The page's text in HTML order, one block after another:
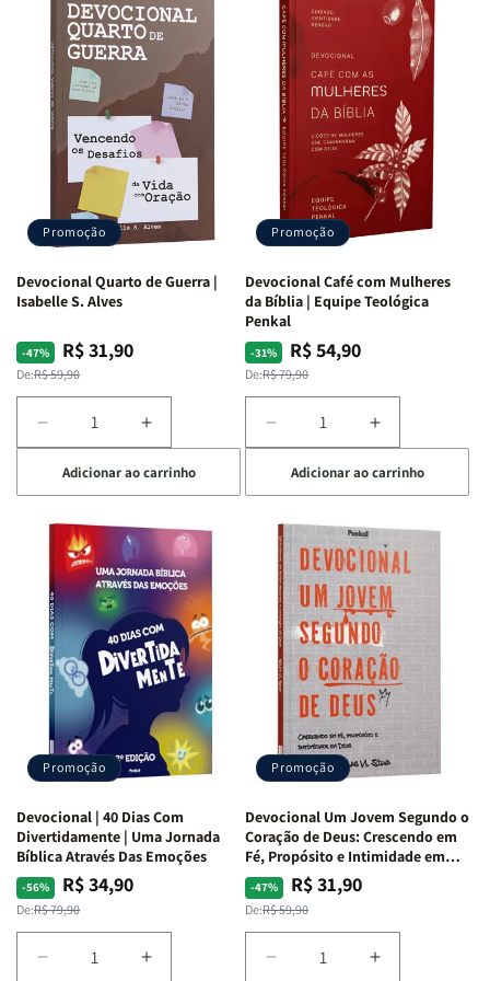
Promoção
Devocional Quarto de Guerra |
Isabelle S. Alves
-47%
Preço
normal
De:R$ 59,90
Preço
promocional
R$ 31,90
Diminuir
a
quantidade
de
Devocional
Quarto
de
Guerra
Isabelle
S.
Alves
Aumentar
a
quantidade
de
Devocional
Quarto
de
Guerra
|
Isabelle
S.
Alves
Adicionar ao carrinho
Promoção
Devocional Café com Mulheres
da Bíblia | Equipe Teológica
Penkal
-31%
Preço
normal
De:R$ 79,90
Preço
promocional
R$ 54,90
Diminuir
a
quantidade
de
Devocional
Café
com
Mulheres
da
Bíblia
Equipe
Teológica
Penkal
Aumentar
a
quantidade
de
Devocional
Café
com
Mulheres
da
Bíblia
|
Equipe
Teológica
Penkal
Adicionar ao carrinho
Promoção
Devocional | 40 Dias Com
Divertidamente | Uma Jornada
Bíblica Através Das Emoções
-56%
Preço
normal
De:R$ 79,90
Preço
promocional
R$ 34,90
Diminuir
Aumentar
Promoção
Devocional Um Jovem Segundo o
Coração de Deus: Crescendo em
Fé, Propósito e Intimidade em
Deus
-47%
Preço
normal
De:R$ 59,90
Preço
promocional
R$ 31,90
Diminuir
Aumentar